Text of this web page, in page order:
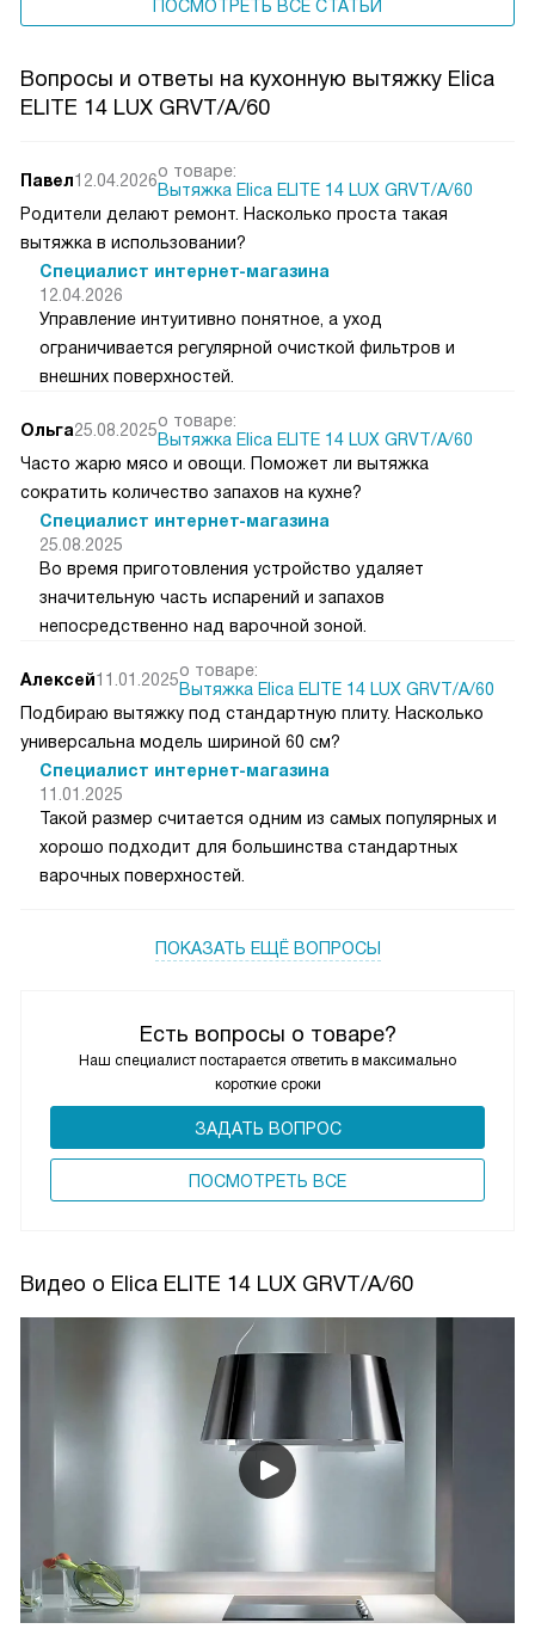
ПОСМОТРЕТЬ ВСЕ СТАТЬИ
Вопросы и ответы на кухонную вытяжку Elica
ELITE 14 LUX GRVT/A/60
Есть вопросы о товаре?
Наш специалист постарается ответить в максимально
короткие сроки
ЗАДАТЬ ВОПРОС
ПОCМОТРЕТЬ ВСЕ
Павел12.04.2026о товаре:
Вытяжка Elica ELITE 14 LUX GRVT/A/60
Родители делают ремонт. Насколько проста такая
вытяжка в использовании?
Специалист интернет-магазина
12.04.2026
Управление интуитивно понятное, а уход
ограничивается регулярной очисткой фильтров и
внешних поверхностей.
Ольга25.08.2025о товаре:
Вытяжка Elica ELITE 14 LUX GRVT/A/60
Часто жарю мясо и овощи. Поможет ли вытяжка
сократить количество запахов на кухне?
Специалист интернет-магазина
25.08.2025
Во время приготовления устройство удаляет
значительную часть испарений и запахов
непосредственно над варочной зоной.
Алексей11.01.2025о товаре:
Вытяжка Elica ELITE 14 LUX GRVT/A/60
Подбираю вытяжку под стандартную плиту. Насколько
универсальна модель шириной 60 см?
Специалист интернет-магазина
11.01.2025
Такой размер считается одним из самых популярных и
хорошо подходит для большинства стандартных
варочных поверхностей.
ПОКАЗАТЬ ЕЩЁ ВОПРОСЫ
Видео о Elica ELITE 14 LUX GRVT/A/60